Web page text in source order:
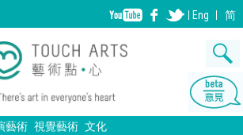
Eng 简
藝術 視覺藝術 文化